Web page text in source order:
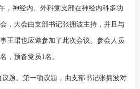
，神经内、外科党支部在神经内科多功
，大会由支部书记张拥波主持，并且与
王珺也应邀参加了此次会议。参会人员
名，预备党员1名。
题。第一项议题，由支部书记张拥波对